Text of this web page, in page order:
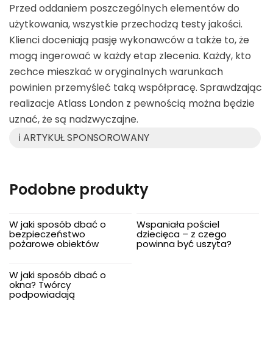
Przed oddaniem poszczególnych elementów do
użytkowania, wszystkie przechodzą testy jakości.
Klienci doceniają pasję wykonawców a także to, że
mogą ingerować w każdy etap zlecenia. Każdy, kto
zechce mieszkać w oryginalnych warunkach
powinien przemyśleć taką współpracę. Sprawdzając
realizacje Atlass London z pewnością można będzie
uznać, że są nadzwyczajne.
ℹ️ ARTYKUŁ SPONSOROWANY
Podobne produkty
W jaki sposób dbać o
bezpieczeństwo
pożarowe obiektów
Wspaniała pościel
dziecięca – z czego
powinna być uszyta?
W jaki sposób dbać o
okna? Twórcy
podpowiadają